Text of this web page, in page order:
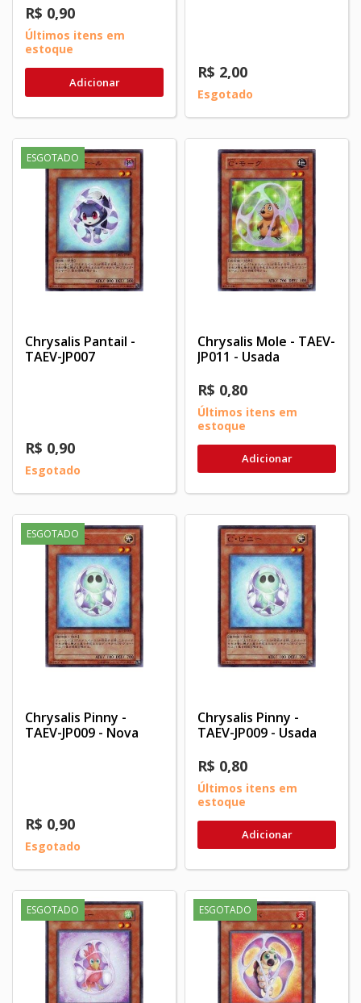
R$ 0,90
Últimos itens em
estoque
Adicionar
R$ 2,00
Esgotado
ESGOTADO
Chrysalis Pantail -
TAEV-JP007
R$ 0,90
Esgotado
Chrysalis Mole - TAEV-
JP011 - Usada
R$ 0,80
Últimos itens em
estoque
Adicionar
ESGOTADO
Chrysalis Pinny -
TAEV-JP009 - Nova
R$ 0,90
Esgotado
Chrysalis Pinny -
TAEV-JP009 - Usada
R$ 0,80
Últimos itens em
estoque
Adicionar
ESGOTADO ESGOTADO